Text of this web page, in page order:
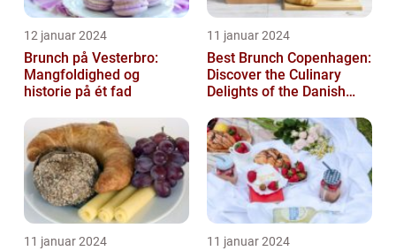
12 januar 2024
Brunch på Vesterbro:
Mangfoldighed og
historie på ét fad
11 januar 2024
Best Brunch Copenhagen:
Discover the Culinary
Delights of the Danish
11 januar 2024 11 januar 2024